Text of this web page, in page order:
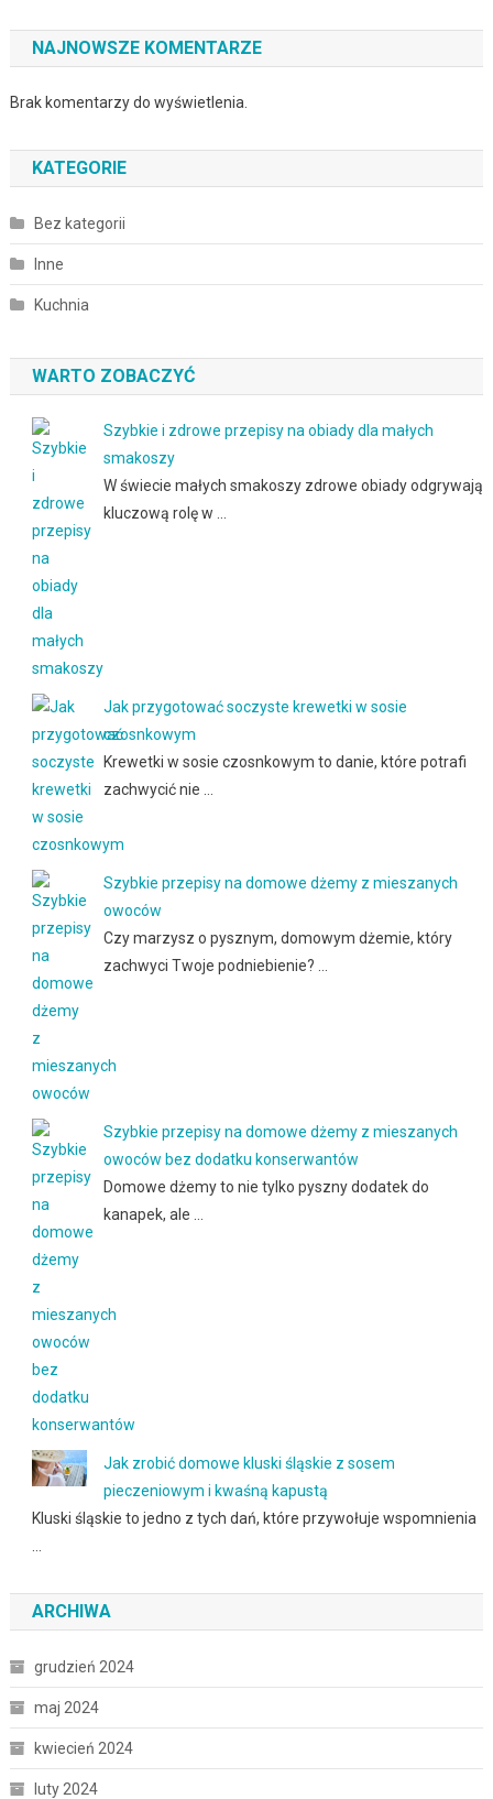
NAJNOWSZE KOMENTARZE
Brak komentarzy do wyświetlenia.
KATEGORIE
Bez kategorii
Inne
Kuchnia
WARTO ZOBACZYĆ
Szybkie i zdrowe przepisy na obiady dla małych
smakoszy
W świecie małych smakoszy zdrowe obiady odgrywają
kluczową rolę w …
Jak przygotować soczyste krewetki w sosie
czosnkowym
Krewetki w sosie czosnkowym to danie, które potrafi
zachwycić nie …
Szybkie przepisy na domowe dżemy z mieszanych
owoców
Czy marzysz o pysznym, domowym dżemie, który
zachwyci Twoje podniebienie? …
Szybkie przepisy na domowe dżemy z mieszanych
owoców bez dodatku konserwantów
Domowe dżemy to nie tylko pyszny dodatek do
kanapek, ale …
Jak zrobić domowe kluski śląskie z sosem
pieczeniowym i kwaśną kapustą
Kluski śląskie to jedno z tych dań, które przywołuje wspomnienia
ARCHIWA
grudzień 2024
maj 2024
kwiecień 2024
luty 2024